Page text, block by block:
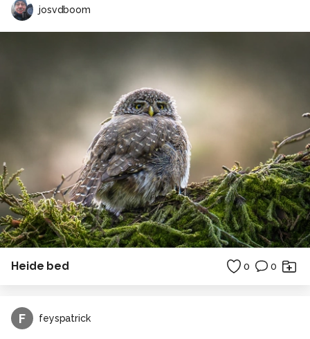
josvdboom
Heide bed 0 0
F feyspatrick